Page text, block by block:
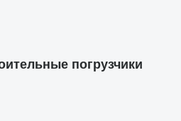
погрузчики